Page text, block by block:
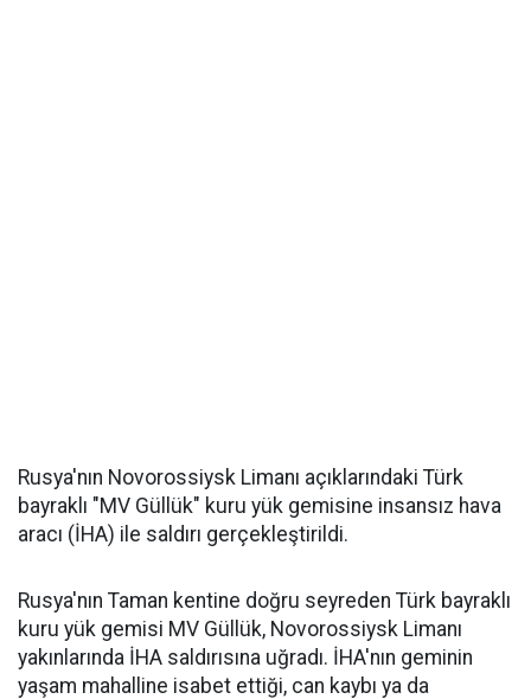
Rusya'nın Novorossiysk Limanı açıklarındaki Türk
bayraklı "MV Güllük" kuru yük gemisine insansız hava
aracı (İHA) ile saldırı gerçekleştirildi.
Rusya'nın Taman kentine doğru seyreden Türk bayraklı
kuru yük gemisi MV Güllük, Novorossiysk Limanı
yakınlarında İHA saldırısına uğradı. İHA'nın geminin
yaşam mahalline isabet ettiği, can kaybı ya da